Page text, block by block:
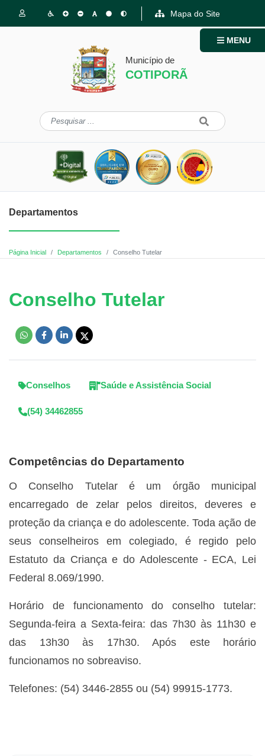
Mapa do Site
Município de
COTIPORÃ
MENU
Departamentos
Página Inicial Departamentos Conselho Tutelar
Conselho Tutelar
Conselhos Saúde e Assistência Social
(54) 34462855
Competências do Departamento
O Conselho Tutelar é um órgão municipal
encarregado de zelar pelos direitos, deveres e
proteção da criança e do adolescente. Toda ação de
seus conselheiros em colegiado, é regido pelo
Estatuto da Criança e do Adolescente - ECA, Lei
Federal 8.069/1990.
Horário de funcionamento do conselho tutelar:
Segunda-feira a Sexta-feira: das 7h30 às 11h30 e
das 13h30 às 17h30. Após este horário
funcionamos no sobreaviso.
Telefones: (54) 3446-2855 ou (54) 99915-1773.